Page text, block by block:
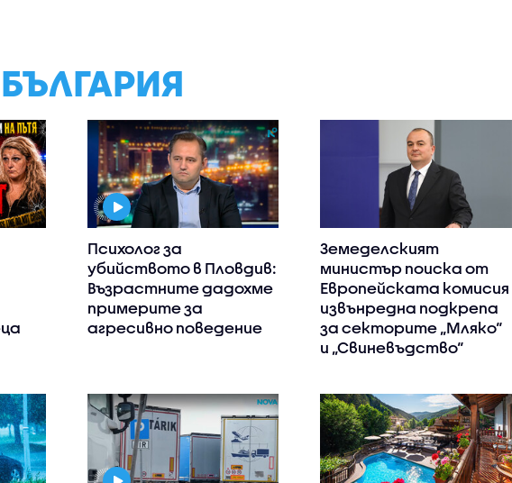
Психолог за
убийството в Пловдив:
Възрастните дадохме
примерите за
агресивно поведение
Земеделският
министър поиска от
Европейската комисия
извънредна подкрепа
за секторите „Мляко“
и „Свиневъдство“